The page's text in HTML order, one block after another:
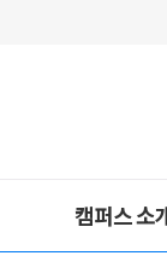
캠퍼스 소